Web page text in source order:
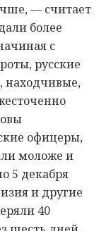
— считает
более
с
русские
офицеры,
моложе и
5 декабря
и другие
40